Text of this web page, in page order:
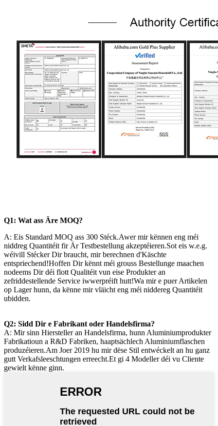
Q1: Wat ass Äre MOQ?
A: Eis Standard MOQ ass 300 Stéck.Awer mir kënnen eng méi
niddreg Quantitéit fir Är Testbestellung akzeptéieren.Sot eis w.e.g.
wéivill Stécker Dir braucht, mir berechnen d'Käschte
entspriechend!Hoffen Dir kënnt méi grouss Bestellunge maachen
nodeems Dir déi flott Qualitéit vun eise Produkter an
zefriddestellende Service iwwerpréift hutt!Wa mir e puer Artikelen
op Lager hunn, da kënne mir vläicht eng méi niddereg Quantitéit
ubidden.
Q2: Sidd Dir e Fabrikant oder Handelsfirma?
A: Mir sinn Hiersteller an Handelsfirma, hunn Aluminiumprodukter
Fabrikatioun a R&D Fabriken, haaptsächlech Aluminiumflaschen
produzéieren.Am Joer 2019 hu mir dëse Stil entwéckelt an hu ganz
gutt Verkafsleeschtungen erreecht.Et gi 4 Modeller déi vu Cliente
gewielt kënne ginn.